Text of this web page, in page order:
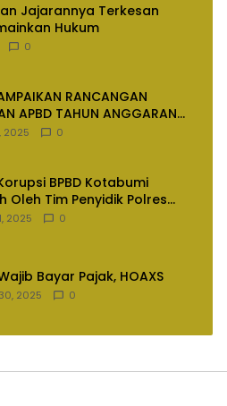
Jajarannya Terkesan
Hukum
0
RANCANGAN
APBD TAHUN ANGGARAN
2025 0
BPBD Kotabumi
Oleh Tim Penyidik Polres
2025 0
Bayar Pajak, HOAXS
2025 0